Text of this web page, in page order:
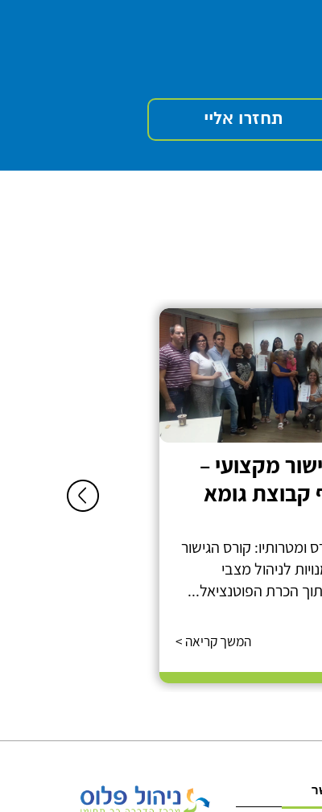
מקצועי –
קבוצת גומא
ומטרותיו: קורס הגישור
לניהול מצבי
הכרת הפוטנציאל...
המשך קריאה >
אילנה זרביב -